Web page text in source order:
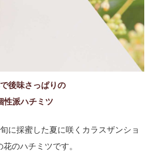
後味さっぱりの
性派ハチミツ
に採蜜した夏に咲くカラスザンショ
のハチミツです。